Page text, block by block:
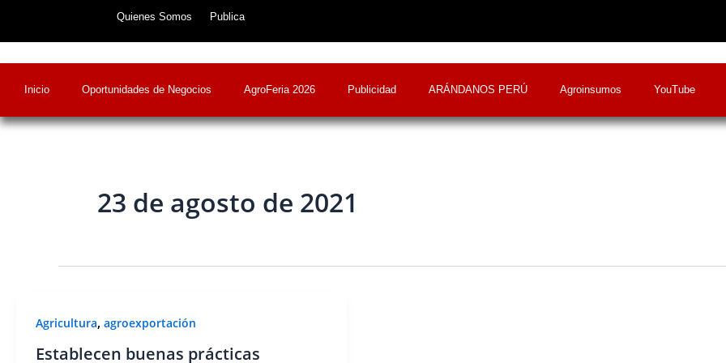
Quienes Somos Publica
Inicio Oportunidades de Negocios AgroFeria 2026 Publicidad ARÁNDANOS PERÚ Agroinsumos YouTube
23 de agosto de 2021
Agricultura, agroexportación
Establecen buenas prácticas